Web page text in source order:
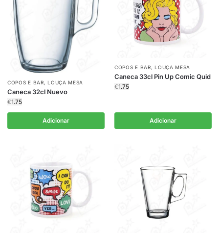
COPOS E BAR,LOUÇA MESA
Caneca 32cl Nuevo
€1.75
Adicionar
COPOS E BAR,LOUÇA MESA
Caneca 33cl Pin Up Comic Quid
€1.75
Adicionar